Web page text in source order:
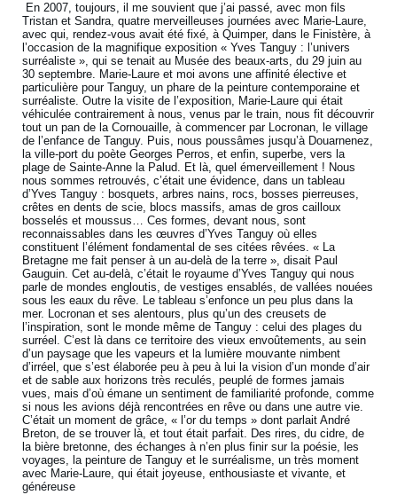
En 2007, toujours, il me souvient que j’ai passé, avec mon fils
Tristan et Sandra, quatre merveilleuses journées avec Marie-Laure,
avec qui, rendez-vous avait été fixé, à Quimper, dans le Finistère, à
l’occasion de la magnifique exposition « Yves Tanguy : l’univers
surréaliste », qui se tenait au Musée des beaux-arts, du 29 juin au
30 septembre. Marie-Laure et moi avons une affinité élective et
particulière pour Tanguy, un phare de la peinture contemporaine et
surréaliste. Outre la visite de l’exposition, Marie-Laure qui était
véhiculée contrairement à nous, venus par le train, nous fit découvrir
tout un pan de la Cornouaille, à commencer par Locronan, le village
de l’enfance de Tanguy. Puis, nous poussâmes jusqu’à Douarnenez,
la ville-port du poète Georges Perros, et enfin, superbe, vers la
plage de Sainte-Anne la Palud. Et là, quel émerveillement ! Nous
nous sommes retrouvés, c’était une évidence, dans un tableau
d’Yves Tanguy : bosquets, arbres nains, rocs, bosses pierreuses,
crêtes en dents de scie, blocs massifs, amas de gros cailloux
bosselés et moussus… Ces formes, devant nous, sont
reconnaissables dans les œuvres d’Yves Tanguy où elles
constituent l’élément fondamental de ses citées rêvées. « La
Bretagne me fait penser à un au-delà de la terre », disait Paul
Gauguin. Cet au-delà, c’était le royaume d’Yves Tanguy qui nous
parle de mondes engloutis, de vestiges ensablés, de vallées nouées
sous les eaux du rêve. Le tableau s’enfonce un peu plus dans la
mer. Locronan et ses alentours, plus qu’un des creusets de
l’inspiration, sont le monde même de Tanguy : celui des plages du
surréel. C’est là dans ce territoire des vieux envoûtements, au sein
d’un paysage que les vapeurs et la lumière mouvante nimbent
d’irréel, que s’est élaborée peu à peu à lui la vision d’un monde d’air
et de sable aux horizons très reculés, peuplé de formes jamais
vues, mais d’où émane un sentiment de familiarité profonde, comme
si nous les avions déjà rencontrées en rêve ou dans une autre vie.
C’était un moment de grâce, « l’or du temps » dont parlait André
Breton, de se trouver là, et tout était parfait. Des rires, du cidre, de
la bière bretonne, des échanges à n’en plus finir sur la poésie, les
voyages, la peinture de Tanguy et le surréalisme, un très moment
avec Marie-Laure, qui était joyeuse, enthousiaste et vivante, et
généreuse